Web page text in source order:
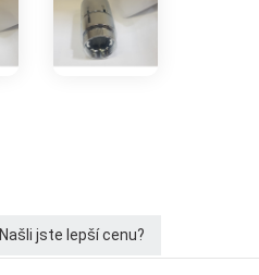
Našli jste lepší cenu?